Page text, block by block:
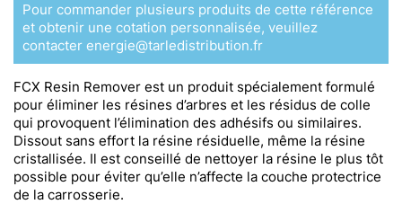
Pour commander plusieurs produits de cette référence
et obtenir une cotation personnalisée, veuillez
contacter energie@tarledistribution.fr
FCX Resin Remover est un produit spécialement formulé
pour éliminer les résines d’arbres et les résidus de colle
qui provoquent l’élimination des adhésifs ou similaires.
Dissout sans effort la résine résiduelle, même la résine
cristallisée. Il est conseillé de nettoyer la résine le plus tôt
possible pour éviter qu’elle n’affecte la couche protectrice
de la carrosserie.